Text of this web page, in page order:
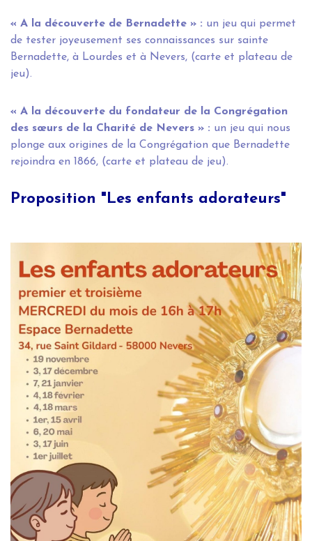
« A la découverte de Bernadette » : un jeu qui permet
de tester joyeusement ses connaissances sur sainte
Bernadette, à Lourdes et à Nevers, (carte et plateau de
jeu).
« A la découverte du fondateur de la Congrégation
des sœurs de la Charité de Nevers » : un jeu qui nous
plonge aux origines de la Congrégation que Bernadette
rejoindra en 1866, (carte et plateau de jeu).
Proposition "Les enfants adorateurs"